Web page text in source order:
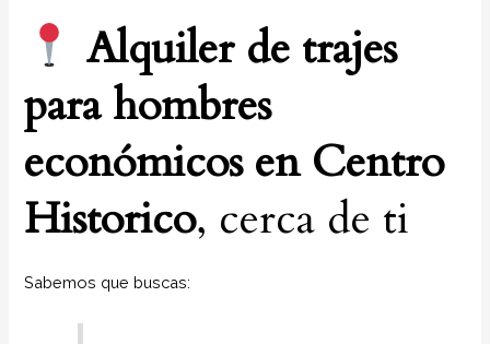
Alquiler de trajes
para hombres
económicos en Centro
Historico, cerca de ti
Sabemos que buscas: